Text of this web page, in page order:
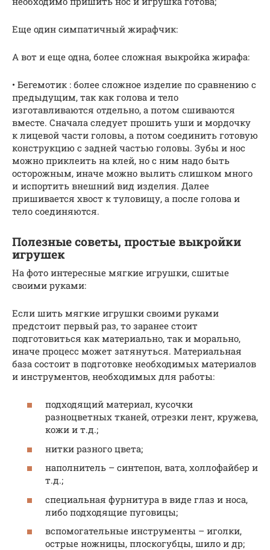
Еще один симпатичный жирафчик:
А вот и еще одна, более сложная выкройка жирафа:
• Бегемотик : более сложное изделие по сравнению с
предыдущим, так как голова и тело
изготавливаются отдельно, а потом сшиваются
вместе. Сначала следует прошить уши и мордочку
к лицевой части головы, а потом соединить готовую
конструкцию с задней частью головы. Зубы и нос
можно приклеить на клей, но с ним надо быть
осторожным, иначе можно вылить слишком много
и испортить внешний вид изделия. Далее
пришивается хвост к туловищу, а после голова и
тело соединяются.
Полезные советы, простые выкройки
игрушек
На фото интересные мягкие игрушки, сшитые
своими руками:
Если шить мягкие игрушки своими руками
предстоит первый раз, то заранее стоит
подготовиться как материально, так и морально,
иначе процесс может затянуться. Материальная
база состоит в подготовке необходимых материалов
и инструментов, необходимых для работы:
подходящий материал, кусочки
разноцветных тканей, отрезки лент, кружева,
кожи и т.д.;
нитки разного цвета;
наполнитель – синтепон, вата, холлофайбер и
т.д.;
специальная фурнитура в виде глаз и носа,
либо подходящие пуговицы;
вспомогательные инструменты – иголки,
острые ножницы, плоскогубцы, шило и др;